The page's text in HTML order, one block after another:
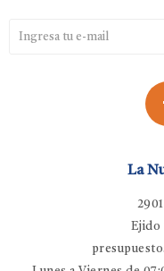
La
Ejido